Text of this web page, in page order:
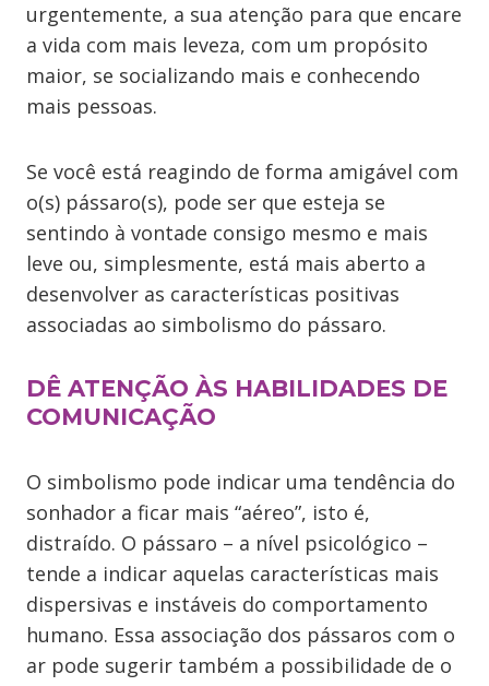
urgentemente, a sua atenção para que encare
a vida com mais leveza, com um propósito
maior, se socializando mais e conhecendo
mais pessoas.
Se você está reagindo de forma amigável com
o(s) pássaro(s), pode ser que esteja se
sentindo à vontade consigo mesmo e mais
leve ou, simplesmente, está mais aberto a
desenvolver as características positivas
associadas ao simbolismo do pássaro.
DÊ ATENÇÃO ÀS HABILIDADES DE
COMUNICAÇÃO
O simbolismo pode indicar uma tendência do
sonhador a ficar mais “aéreo”, isto é,
distraído. O pássaro – a nível psicológico –
tende a indicar aquelas características mais
dispersivas e instáveis do comportamento
humano. Essa associação dos pássaros com o
ar pode sugerir também a possibilidade de o